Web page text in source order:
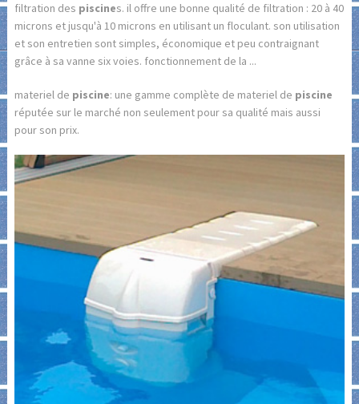
filtration des piscines. il offre une bonne qualité de filtration : 20 à 40
microns et jusqu'à 10 microns en utilisant un floculant. son utilisation
et son entretien sont simples, économique et peu contraignant
grâce à sa vanne six voies. fonctionnement de la ...
materiel de piscine: une gamme complète de materiel de piscine
réputée sur le marché non seulement pour sa qualité mais aussi
pour son prix.